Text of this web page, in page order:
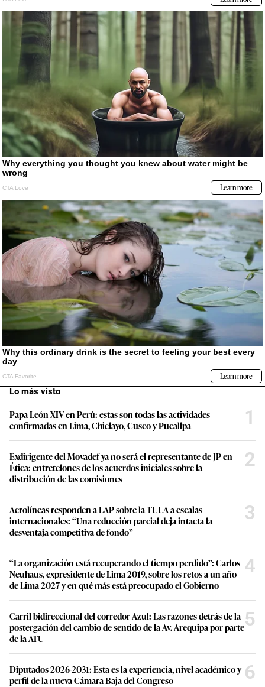
Lo más visto
Papa León XIV en Perú: estas son todas las actividades
confirmadas en Lima, Chiclayo, Cusco y Pucallpa
1
Exdirigente del Movadef ya no será el representante de JP en
Ética: entretelones de los acuerdos iniciales sobre la
distribución de las comisiones
2
Aerolíneas responden a LAP sobre la TUUA a escalas
internacionales: “Una reducción parcial deja intacta la
desventaja competitiva de fondo”
3
“La organización está recuperando el tiempo perdido”: Carlos
Neuhaus, expresidente de Lima 2019, sobre los retos a un año
de Lima 2027 y en qué más está preocupado el Gobierno
4
Carril bidireccional del corredor Azul: Las razones detrás de la
postergación del cambio de sentido de la Av. Arequipa por parte
de la ATU
5
Diputados 2026-2031: Esta es la experiencia, nivel académico y
perfil de la nueva Cámara Baja del Congreso
6